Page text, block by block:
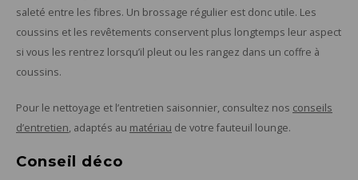
saleté entre les fibres. Un brossage régulier est donc utile. Les
coussins et les revêtements conservent plus longtemps leur aspect
si vous les rentrez lorsqu’il pleut ou les rangez dans un coffre à
coussins.
Pour le nettoyage et l’entretien saisonnier, consultez nos conseils
d’entretien, adaptés au matériau de votre fauteuil lounge.
Conseil déco